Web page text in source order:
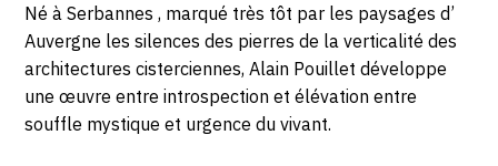
Né à Serbannes , marqué très tôt par les paysages d’
Auvergne les silences des pierres de la verticalité des
architectures cisterciennes, Alain Pouillet développe
une œuvre entre introspection et élévation entre
souffle mystique et urgence du vivant.